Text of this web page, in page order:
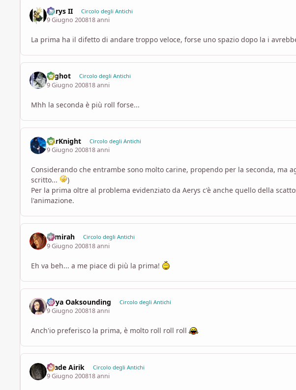
Aerys II Circolo degli Antichi
9 Giugno 200818 anni
La prima ha il difetto di andare troppo veloce, forse uno spazio dopo la i
Arghot Circolo degli Antichi
9 Giugno 200818 anni
Mhh la seconda è più roll forse...
DarKnight Circolo degli Antichi
9 Giugno 200818 anni
Considerando che entrambe sono molto carine, propendo per la seconda,
scritto...
)
Per la prima oltre al problema evidenziato da Aerys c'è anche quello della
l'animazione.
Samirah Circolo degli Antichi
9 Giugno 200818 anni
Eh va beh... a me piace di più la prima!
Sirya Oaksounding Circolo degli Antichi
9 Giugno 200818 anni
Anch'io preferisco la prima, è molto roll roll roll
Hiade Airik Circolo degli Antichi
9 Giugno 200818 anni